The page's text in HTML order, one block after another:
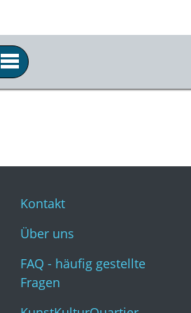
Kontakt
Über uns
FAQ - häufig gestellte
Fragen